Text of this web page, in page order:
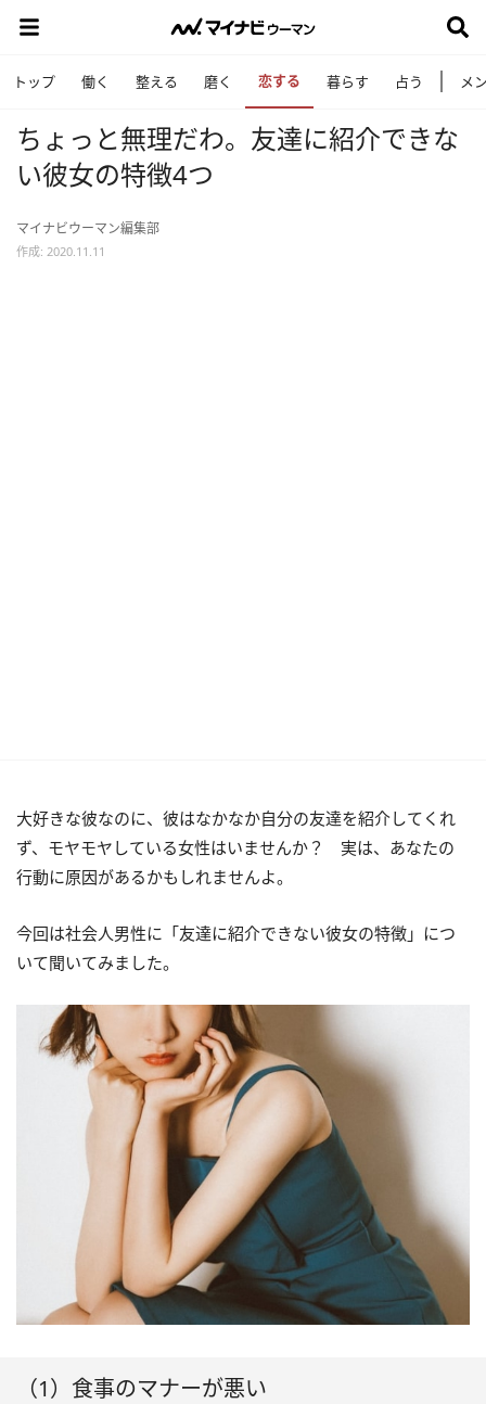
トップ 働く 整える 磨く 恋する 暮らす 占う メ
ちょっと無理だわ。友達に紹介できな
い彼女の特徴4つ
マイナビウーマン編集部
作成: 2020.11.11
大好きな彼なのに、彼はなかなか自分の友達を紹介してくれ
ず、モヤモヤしている女性はいませんか？ 実は、あなたの
行動に原因があるかもしれませんよ。
今回は社会人男性に「友達に紹介できない彼女の特徴」につ
いて聞いてみました。
（1）食事のマナーが悪い